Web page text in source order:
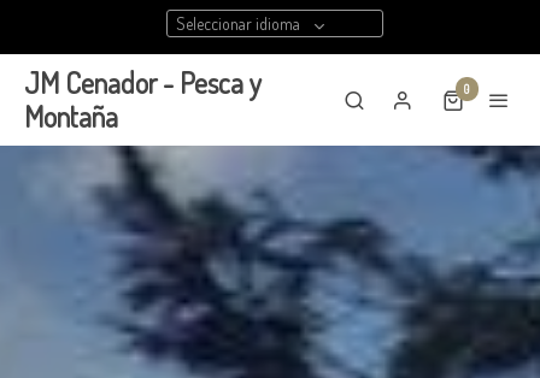
Seleccionar idioma
JM Cenador - Pesca y
Montaña
0